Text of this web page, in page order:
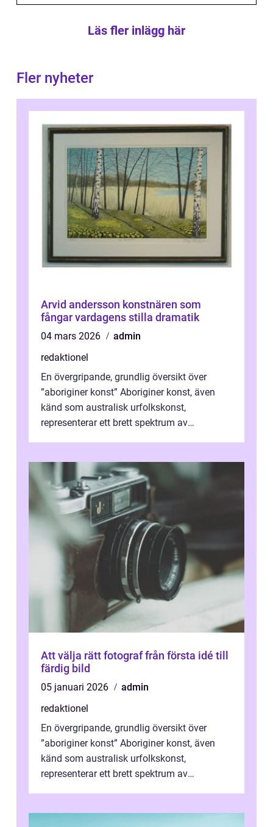
Läs fler inlägg här
Fler nyheter
Arvid andersson konstnären som
fångar vardagens stilla dramatik
04 mars 2026
admin
redaktionel
En övergripande, grundlig översikt över
”aboriginer konst” Aboriginer konst, även
känd som australisk urfolkskonst,
representerar ett brett spektrum av
Att välja rätt fotograf från första idé till
färdig bild
05 januari 2026
admin
redaktionel
En övergripande, grundlig översikt över
”aboriginer konst” Aboriginer konst, även
känd som australisk urfolkskonst,
representerar ett brett spektrum av